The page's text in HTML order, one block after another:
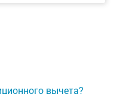
вычета?